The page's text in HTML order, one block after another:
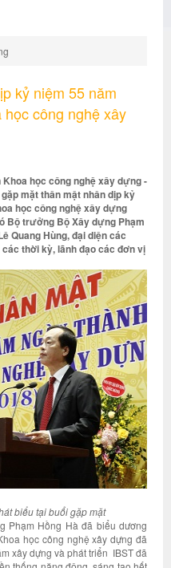
kỷ niệm 55 năm
công nghệ xây
Khoa học công nghệ xây dựng -
mặt thân mật nhân dịp kỷ
học công nghệ xây dựng
Bộ trưởng Bộ Xây dựng Phạm
Quang Hùng, đại diện các
thời kỳ, lãnh đạo các đơn vị
biểu tại buổi gặp mặt
Phạm Hồng Hà đã biểu dương
học công nghệ xây dựng đã
xây dựng và phát triển IBST đã